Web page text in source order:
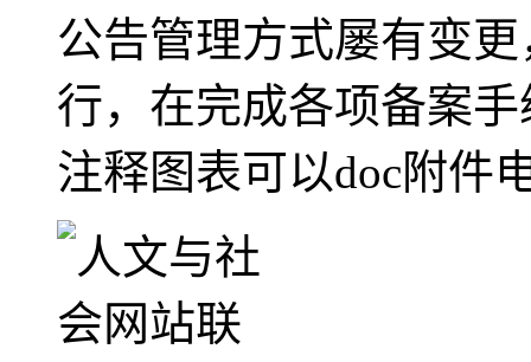
公告管理方式屡有变
行，在完成各项备案
注释图表可以doc附件